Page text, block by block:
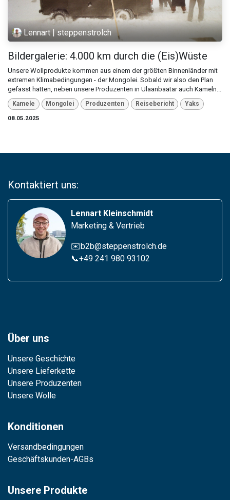
Lennart | steppenstrolch
Bildergalerie: 4.000 km durch die (Eis)Wüste
Unsere Wollprodukte kommen aus einem der größten Binnenländer mit
extremen Klimabedingungen - der Mongolei. Sobald wir also den Plan
gefasst hatten, neben unsere Produzenten in Ulaanbaatar auch Kameln...
Kamele Mongolei Produzenten Reisebericht
Yaks
08.05.2025
Kontaktiert uns:
Lennart Kleinschmidt
Marketing & Vertrieb
✉️b2b@steppenstrolch.de
📞+49 241 980 93102
Über uns
Unsere Geschichte
Unsere Lieferkette
Unsere Produzenten
Unsere Wolle
Konditionen
Versandbedingungen
Geschäftskunden-AGBs
Unsere Produkte